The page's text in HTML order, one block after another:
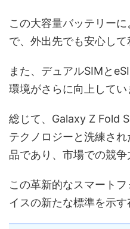
この大容量バッテリー
で、外出先でも安心して
また、デュアルSIMと
環境がさらに向上してい
総じて、Galaxy Z Fold
テクノロジーと洗練さ
品であり、市場での競争
この革新的なスマート
イスの新たな標準を示す